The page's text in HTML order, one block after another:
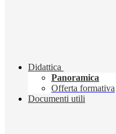
Didattica
Panoramica
Offerta formativa
Documenti utili